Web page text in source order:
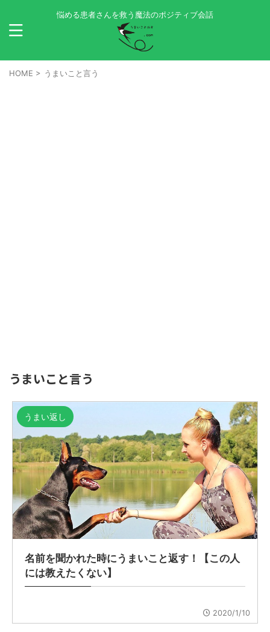
悩める患者さんを救う魔法のポジティブ会話
HOME > うまいこと言う
うまいこと言う
うまい返し
名前を聞かれた時にうまいこと返す！【この人
には教えたくない】
2020/1/10